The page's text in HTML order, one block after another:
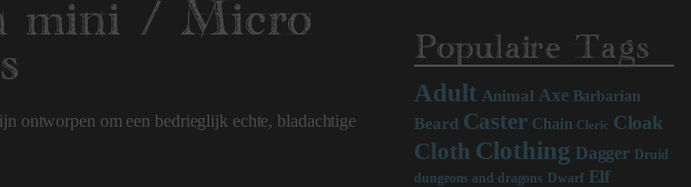
mini / Micro
ontworpen om een bedrieglijk echte, bladachtige
Populaire Tags
Adult Animal Axe Barbarian
Beard Caster Chain Cleric Cloak
Cloth Clothing Dagger Druid
dungeons and dragons
Dwarf Elf